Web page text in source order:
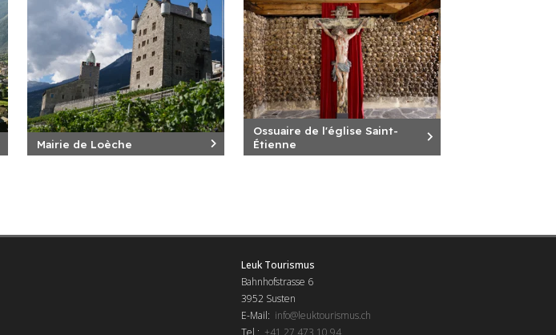
Mairie de Loèche
Ossuaire de l'église Saint-
Étienne
Leuk Tourismus
Bahnhofstrasse 6
3952 Susten
E-Mail: info@leuktourismus.ch
Tel.: +41 27 473 10 94